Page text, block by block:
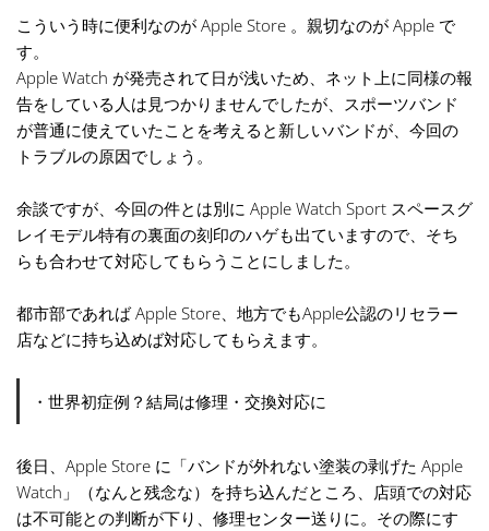
こういう時に便利なのが Apple Store 。親切なのが Apple で
す。
Apple Watch が発売されて日が浅いため、ネット上に同様の報
告をしている人は見つかりませんでしたが、スポーツバンド
が普通に使えていたことを考えると新しいバンドが、今回の
トラブルの原因でしょう。
余談ですが、今回の件とは別に Apple Watch Sport スペースグ
レイモデル特有の裏面の刻印のハゲも出ていますので、そち
らも合わせて対応してもらうことにしました。
都市部であれば Apple Store、地方でもApple公認のリセラー
店などに持ち込めば対応してもらえます。
・世界初症例？結局は修理・交換対応に
後日、Apple Store に「バンドが外れない塗装の剥げた Apple
Watch」（なんと残念な）を持ち込んだところ、店頭での対応
は不可能との判断が下り、修理センター送りに。その際にす